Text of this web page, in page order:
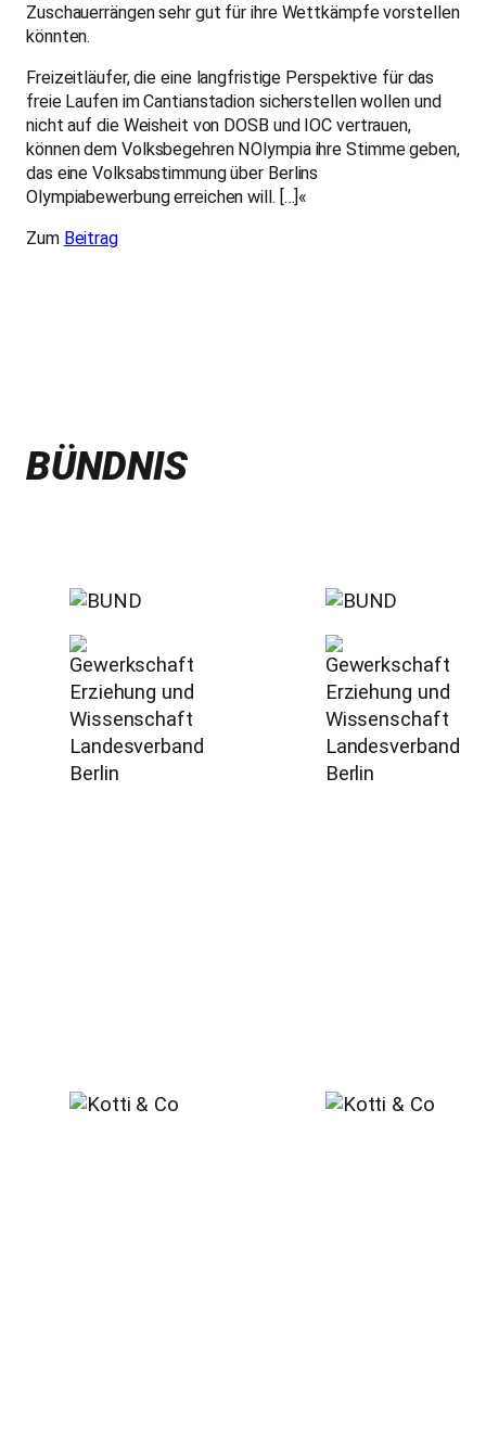
Zuschauerrängen sehr gut für ihre Wettkämpfe vorstellen
könnten.
Freizeitläufer, die eine langfristige Perspektive für das
freie Laufen im Cantianstadion sicherstellen wollen und
nicht auf die Weisheit von DOSB und IOC vertrauen,
können dem Volksbegehren NOlympia ihre Stimme geben,
das eine Volksabstimmung über Berlins
Olympiabewerbung erreichen will. […]«
Zum Beitrag
BÜNDNIS